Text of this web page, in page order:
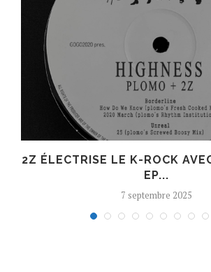
2Z ÉLECTRISE LE K-ROCK
EP...
7 septembre 2025